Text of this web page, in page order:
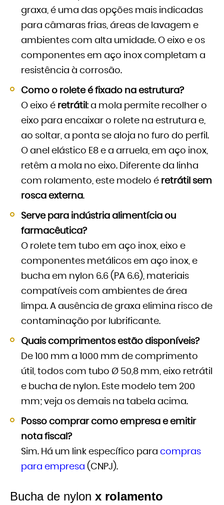
graxa, é uma das opções mais indicadas
para câmaras frias, áreas de lavagem e
ambientes com alta umidade. O eixo e os
componentes em aço inox completam a
resistência à corrosão.
Como o rolete é fixado na estrutura?
O eixo é retrátil : a mola permite recolher o
eixo para encaixar o rolete na estrutura e,
ao soltar, a ponta se aloja no furo do perfil.
O anel elástico E8 e a arruela, em aço inox,
retêm a mola no eixo. Diferente da linha
com rolamento, este modelo é retrátil sem
rosca externa.
Serve para indústria alimentícia ou
farmacêutica?
O rolete tem tubo em aço inox, eixo e
componentes metálicos em aço inox, e
bucha em nylon 6.6 (PA 6.6), materiais
compatíveis com ambientes de área
limpa. A ausência de graxa elimina risco de
contaminação por lubrificante.
Quais comprimentos estão disponíveis?
De 100 mm a 1000 mm de comprimento
útil, todos com tubo Ø 50,8 mm, eixo retrátil
e bucha de nylon. Este modelo tem 200
mm; veja os demais na tabela acima.
Posso comprar como empresa e emitir
nota fiscal?
Sim. Há um link específico para compras
para empresa (CNPJ).
Bucha de nylon x rolamento